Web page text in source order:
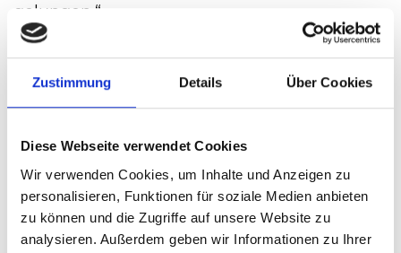
Zustimmung Details Über Cookies
Diese Webseite verwendet Cookies
Wir verwenden Cookies, um Inhalte und Anzeigen zu
personalisieren, Funktionen für soziale Medien anbieten
zu können und die Zugriffe auf unsere Website zu
analysieren. Außerdem geben wir Informationen zu Ihrer
gelungen.“
Cobolli-Fans müssen auf ihren Liebling aber
nicht ganz verzichten. Schon am Dienstag ist
der Italiener an der Seite von Ben Shelton
(USA) im Doppel gefordert (viertes Match auf
dem schauinsland-reisen Court). Gegner sind
(CZE) und Andrea Vavassori (ITA).